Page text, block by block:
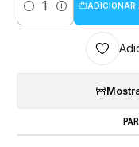
Quantidade
ADICIONAR